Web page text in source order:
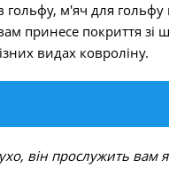
гольфу, м'яч для
принесе покриття зі
видах ковроліну.
він прослужить вам